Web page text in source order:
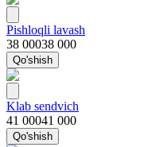
Pishloqli lavash
38 00038 000
Qo'shish
Klab sendvich
41 00041 000
Qo'shish